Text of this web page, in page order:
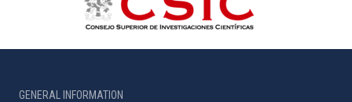
GENERAL INFORMATION